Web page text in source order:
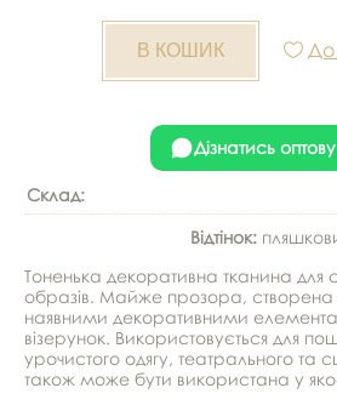
Дізнатись
Склад:
Відтінок:
Тоненька декоративна тканина для
образів. Майже прозора, створена
наявними декоративними
візерунок. Використовується для
урочистого одягу, театрального та
також може бути використана у